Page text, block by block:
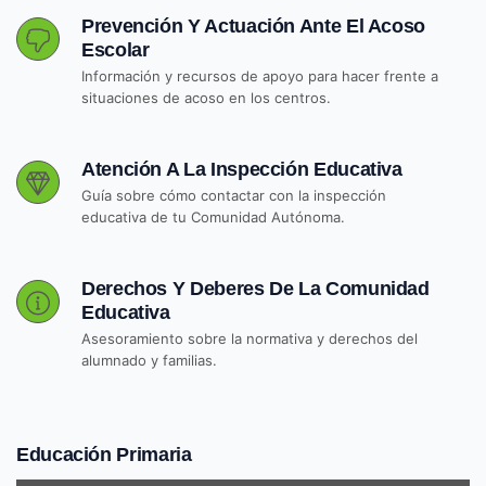
Prevención Y Actuación Ante El Acoso
Escolar
Información y recursos de apoyo para hacer frente a
situaciones de acoso en los centros.
Atención A La Inspección Educativa
Guía sobre cómo contactar con la inspección
educativa de tu Comunidad Autónoma.
Derechos Y Deberes De La Comunidad
Educativa
Asesoramiento sobre la normativa y derechos del
alumnado y familias.
Educación Primaria